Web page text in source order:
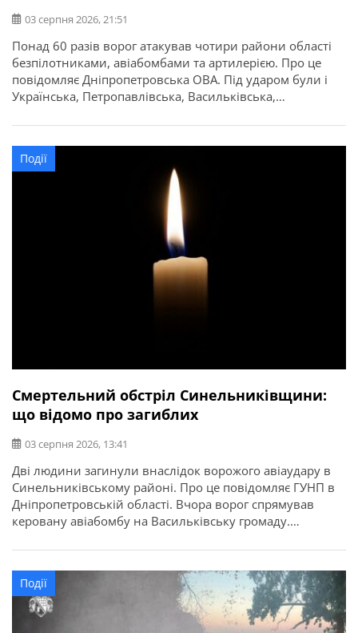
03 серпня 2026, 21:51
Понад 60 разів ворог атакував чотири райони області
безпілотниками, авіабомбами та артилерією. Про це
повідомляє Дніпропетровська ОВА. Під ударом були і
Українська, Петропавлівська, Васильківська,
Васильківській громаді вдарили 4-ма КАБами. Сталася
пожежа. Пошкоджені 22 приватних будинки,
господарська споруда й автомобіль. У Миколаївській
громаді БпЛА вдарив по комбайну. Загинула людина.
Події
Смертельний обстріл Синельниківщини:
що відомо про загиблих
03 серпня 2026, 13:41
Дві людини загинули внаслідок ворожого авіаудару в
Синельниківському районі. Про це повідомляє ГУНП в
Дніпропетровській області. Вчора ворог спрямував
керовану авіабомбу на Васильківську громаду.
59-річна жінка та 60-річний чоловік. Пошкоджено п’ять
житлових будинків. В Українській громаді через атаку
FPV-дрону пошкоджено приватний будинок та
автомобіль.
Події